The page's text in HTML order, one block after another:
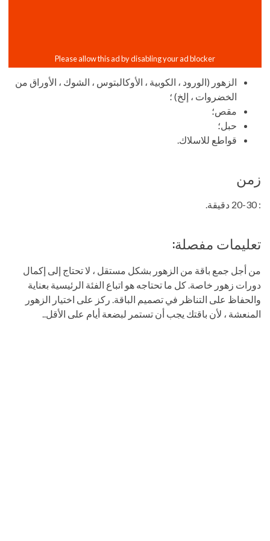
الزهور (الورود ، الكوبية ، الأوكالبتوس ، الشوك ، الأوراق من
الخضروات ، إلخ) ؛
مقص؛
حبل؛
قواطع للاسلاك.
زمن
: 20-30 دقيقة.
تعليمات مفصلة:
من أجل جمع باقة من الزهور بشكل مستقل ، لا تحتاج إلى إكمال
دورات زهور خاصة. كل ما تحتاجه هو اتباع الفئة الرئيسية بعناية
والحفاظ على التناظر في تصميم الباقة. ركز على اختيار الزهور
المنعشة ، لأن باقتك يجب أن تستمر لبضعة أيام على الأقل..